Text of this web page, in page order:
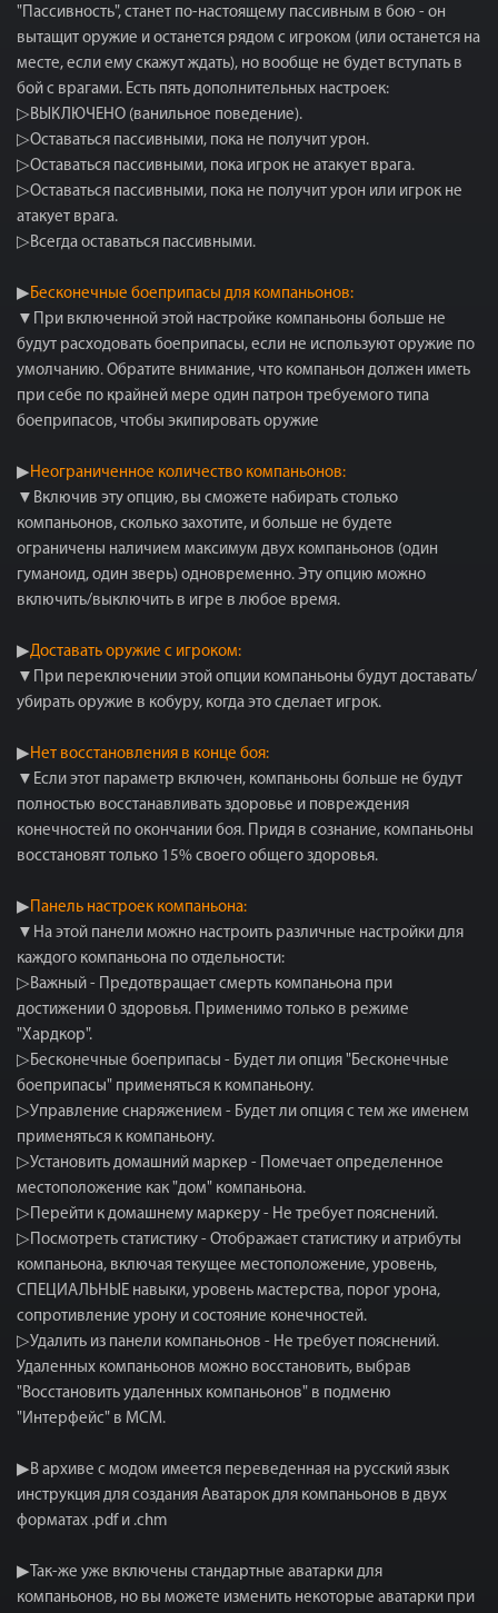
"Пассивность", станет по-настоящему пассивным в бою - он
вытащит оружие и останется рядом с игроком (или останется на
месте, если ему скажут ждать), но вообще не будет вступать в
бой с врагами. Есть пять дополнительных настроек:
▷ВЫКЛЮЧЕНО (ванильное поведение).
▷Оставаться пассивными, пока не получит урон.
▷Оставаться пассивными, пока игрок не атакует врага.
▷Оставаться пассивными, пока не получит урон или игрок не
атакует врага.
▷Всегда оставаться пассивными.
▶Бесконечные боеприпасы для компаньонов:
▼При включенной этой настройке компаньоны больше не
будут расходовать боеприпасы, если не используют оружие по
умолчанию. Обратите внимание, что компаньон должен иметь
при себе по крайней мере один патрон требуемого типа
боеприпасов, чтобы экипировать оружие
▶Неограниченное количество компаньонов:
▼Включив эту опцию, вы сможете набирать столько
компаньонов, сколько захотите, и больше не будете
ограничены наличием максимум двух компаньонов (один
гуманоид, один зверь) одновременно. Эту опцию можно
включить/выключить в игре в любое время.
▶Доставать оружие с игроком:
▼При переключении этой опции компаньоны будут доставать/
убирать оружие в кобуру, когда это сделает игрок.
▶Нет восстановления в конце боя:
▼Если этот параметр включен, компаньоны больше не будут
полностью восстанавливать здоровье и повреждения
конечностей по окончании боя. Придя в сознание, компаньоны
восстановят только 15% своего общего здоровья.
▶Панель настроек компаньона:
▼На этой панели можно настроить различные настройки для
каждого компаньона по отдельности:
▷Важный - Предотвращает смерть компаньона при
достижении 0 здоровья. Применимо только в режиме
"Хардкор".
▷Бесконечные боеприпасы - Будет ли опция "Бесконечные
боеприпасы" применяться к компаньону.
▷Управление снаряжением - Будет ли опция с тем же именем
применяться к компаньону.
▷Установить домашний маркер - Помечает определенное
местоположение как "дом" компаньона.
▷Перейти к домашнему маркеру - Не требует пояснений.
▷Посмотреть статистику - Отображает статистику и атрибуты
компаньона, включая текущее местоположение, уровень,
СПЕЦИАЛЬНЫЕ навыки, уровень мастерства, порог урона,
сопротивление урону и состояние конечностей.
▷Удалить из панели компаньонов - Не требует пояснений.
Удаленных компаньонов можно восстановить, выбрав
"Восстановить удаленных компаньонов" в подменю
"Интерфейс" в MCM.
▶В архиве с модом имеется переведенная на русский язык
инструкция для создания Аватарок для компаньонов в двух
форматах .pdf и .chm
▶Так-же уже включены стандартные аватарки для
компаньонов, но вы можете изменить некоторые аватарки при